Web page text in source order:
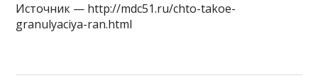
Источник — http://mdc51.ru/chto-takoe-
granulyaciya-ran.html